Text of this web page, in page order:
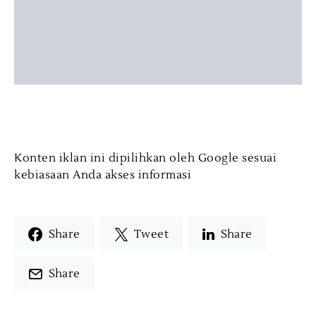
Konten iklan ini dipilihkan oleh Google sesuai
kebiasaan Anda akses informasi
Share Tweet Share
Share